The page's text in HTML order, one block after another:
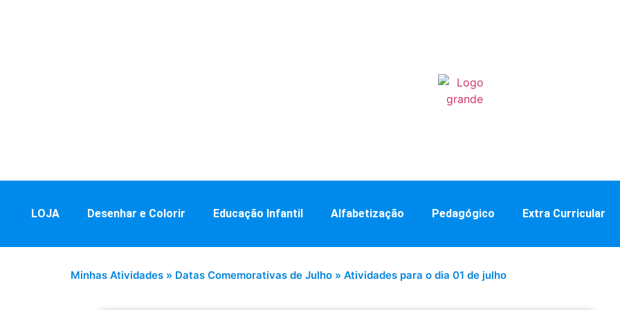
LOJA Desenhar e Colorir Educação Infantil Alfabetização Pedagógico Extra Curricular
Minhas Atividades » Datas Comemorativas de Julho » Atividades para o dia 01 de julho